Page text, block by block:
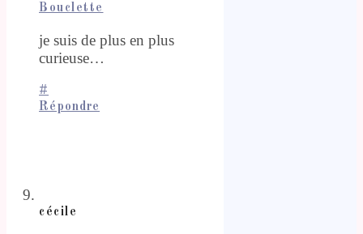
Bouclette
je suis de plus en plus
curieuse…
#
Répondre
cécile